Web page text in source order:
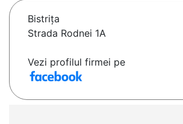
Bistriţa
Strada Rodnei 1A
Vezi profilul firmei pe